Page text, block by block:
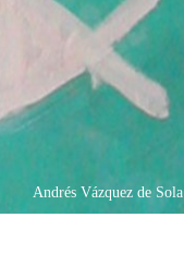
Andrés Vázquez de Sola